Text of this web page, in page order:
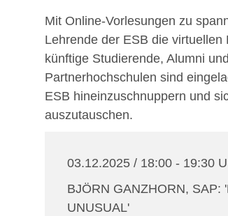
Mit Online-Vorlesungen zu
Lehrende der ESB die virtuellen
künftige Studierende, Alumni
Partnerhochschulen sind
ESB hineinzuschnuppern und
auszutauschen.
03.12.2025 / 18:00 - 19:30
BJÖRN GANZHORN, SAP:
UNUSUAL'